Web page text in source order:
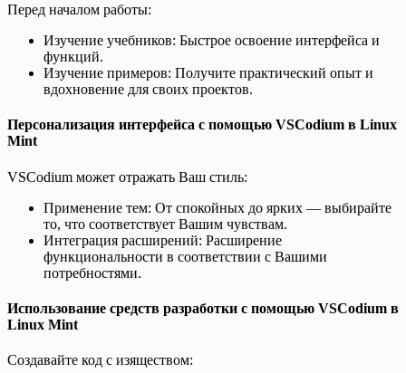
Перед началом работы:
Изучение учебников: Быстрое освоение интерфейса и
функций.
Изучение примеров: Получите практический опыт и
вдохновение для своих проектов.
Персонализация интерфейса с помощью VSCodium в Linux
Mint
VSCodium может отражать Ваш стиль:
Применение тем: От спокойных до ярких — выбирайте
то, что соответствует Вашим чувствам.
Интеграция расширений: Расширение
функциональности в соответствии с Вашими
потребностями.
Использование средств разработки с помощью VSCodium в
Linux Mint
Создавайте код с изяществом: